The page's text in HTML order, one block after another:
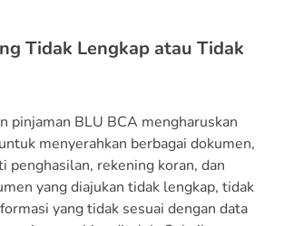
Tidak Lengkap atau Tidak
pinjaman BLU BCA mengharuskan
menyerahkan berbagai dokumen,
penghasilan, rekening koran, dan
yang diajukan tidak lengkap, tidak
yang tidak sesuai dengan data